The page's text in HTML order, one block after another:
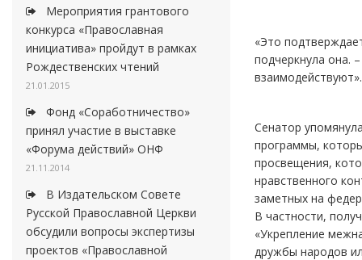
Мероприятия грантового
конкурса «Православная
инициатива» пройдут в рамках
Рождественских чтений
21.01.2015
Фонд «Соработничество»
принял участие в выставке
«Форума действий» ОНФ
21.11.2014
В Издательском Совете
Русской Православной Церкви
обсудили вопросы экспертизы
проектов «Православной
«Это
подчеркнула она.
взаимодействуют».
Сенатор
программы,
просвещения,
нравственного
заметных на
В частности,
«Укрепление
дружбы народов